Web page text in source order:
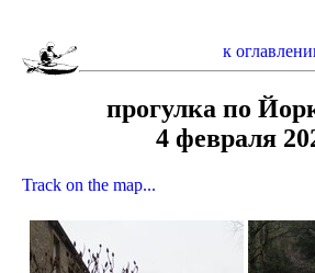
к
прогулка по
4 февраля
Track on the map...